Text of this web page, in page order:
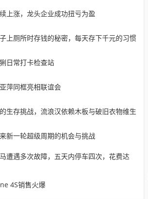
上涨，龙头企业成功扭亏为盈
上厕所时存钱的秘密，每天存下千元的习惯
日常打卡检查站
萍同框亮相联谊会
生存挑战，流浪汉依赖木板与破旧衣物维生
新一轮超级周期的机会与挑战
遭遇多次故障，五天内停车四次，花费达
4S销售火爆